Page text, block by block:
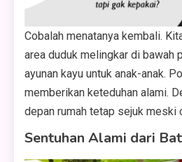
Cobalah menatanya kembali.
area duduk melingkar di bawah
ayunan kayu untuk anak-anak.
memberikan keteduhan alami.
depan rumah tetap sejuk meski
Sentuhan Alami dari